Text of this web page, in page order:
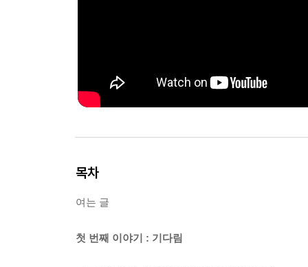
목차
여는 글
첫 번째 이야기 : 기다림